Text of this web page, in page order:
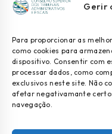
Gerir
Para proporcionar as
como cookies para
dispositivo. Consentir com
processar dados, como
exclusivos neste site. Não
afetar negativamante
navegação.
NEWSLETTER
Geral
Juízes
Comunicação